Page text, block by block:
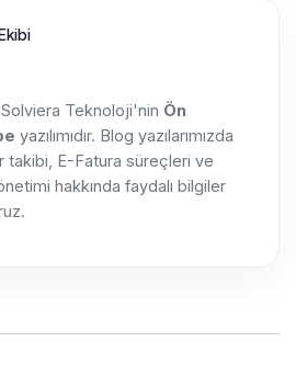
Teknoloji'nin Ön
yazılımıdır. Blog yazılarımızda
takibi, E-Fatura süreçleri ve
hakkında faydalı bilgiler